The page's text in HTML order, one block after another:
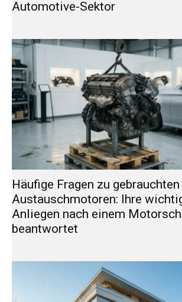
Automotive-Sektor
Häufige Fragen zu gebrauchten
Austauschmotoren: Ihre
Anliegen nach einem
beantwortet